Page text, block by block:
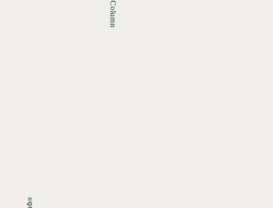
Column